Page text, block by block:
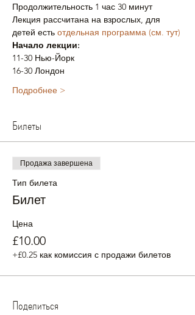
Продолжительность 1 час 30 минут
Лекция рассчитана на взрослых, для
детей есть отдельная программа (см. тут)
Начало лекции:
11-30 Нью-Йорк
16-30 Лондон
Подробнее >
Билеты
Продажа завершена
Тип билета
Билет
Цена
£10.00
+£0.25 как комиссия с продажи билетов
Поделиться